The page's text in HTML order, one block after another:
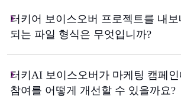
터키어 보이스오버 프로젝트를 내보
되는 파일 형식은 무엇입니까?
터키AI 보이스오버가 마케팅 캠페
참여를 어떻게 개선할 수 있을까요?